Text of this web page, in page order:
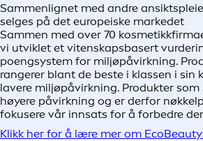
Sammenlignet med andre
selges på det europeiske markedet
Sammen med over 70
vi utviklet et vitenskapsbasert
poengsystem for miljøpåvirkning.
rangerer blant de beste i klassen i sin
lavere miljøpåvirkning. Produkter som
høyere påvirkning og er derfor
fokusere vår innsats for å forbedre
Klikk her for å lære mer om